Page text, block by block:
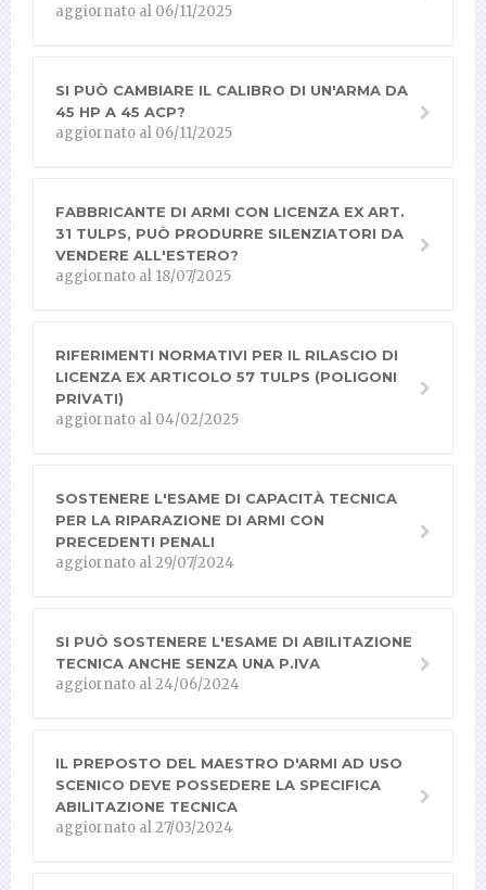
aggiornato al 06/11/2025
SI PUÒ CAMBIARE IL CALIBRO DI UN'ARMA DA
45 HP A 45 ACP?
aggiornato al 06/11/2025
FABBRICANTE DI ARMI CON LICENZA EX ART.
31 TULPS, PUÒ PRODURRE SILENZIATORI DA
VENDERE ALL'ESTERO?
aggiornato al 18/07/2025
RIFERIMENTI NORMATIVI PER IL RILASCIO DI
LICENZA EX ARTICOLO 57 TULPS (POLIGONI
PRIVATI)
aggiornato al 04/02/2025
SOSTENERE L'ESAME DI CAPACITÀ TECNICA
PER LA RIPARAZIONE DI ARMI CON
PRECEDENTI PENALI
aggiornato al 29/07/2024
SI PUÒ SOSTENERE L'ESAME DI ABILITAZIONE
TECNICA ANCHE SENZA UNA P.IVA
aggiornato al 24/06/2024
IL PREPOSTO DEL MAESTRO D'ARMI AD USO
SCENICO DEVE POSSEDERE LA SPECIFICA
ABILITAZIONE TECNICA
aggiornato al 27/03/2024